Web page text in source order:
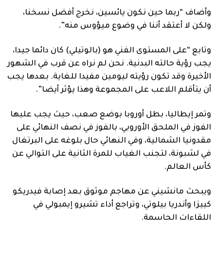
وأضاف “ربما حين نكون يائسين، نخرج أفضل نسخنا،
ولكن لا أعتقد أننا في وضوع ميؤوس منه”.
وتابع “على المستوى الفني هو (بالوتيلي) كان دائما جيدا،
يجب رؤية حالته البدنية. نحن لم نراه عن قرب في الشهور
الأخيرة وقد تكون رؤيته ليومين مفيدا للغاية. بعدها يجب
أن يتأقلم اللاعب على المجموعة وهذا يؤثر أيضا”.
وتمر إيطاليا، بطل أوروبا بوضع صعب، حيث يجب عليها
الفوز في الملحق الأوروبي، بالفوز في نصف النهائي على
مقدونيا الشمالية، وفي النهائي حال بلوغه على البرتغال
في لشبونة، لتجنب الغياب للمرة الثانية على التوالي عن
كأس العالم.
ويبحث مانشيني عن مهاجم موثوق بعد إصابة فيدريكو
كييزا وأندريا بيلوتي، وتراجع أداء تشيرو إيمبولي في
اللقاءات الحاسمة.